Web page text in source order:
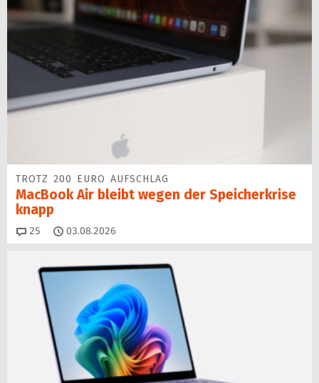
TROTZ 200 EURO AUFSCHLAG
MacBook Air bleibt wegen der Speicherkrise
knapp
25 Kommentare
03.08.2026